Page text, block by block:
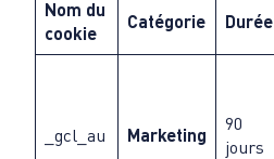
Nom du
cookie
Catégorie Durée
_gcl_au Marketing
90
jours